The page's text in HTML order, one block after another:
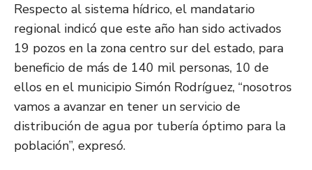
Respecto al sistema hídrico, el mandatario
regional indicó que este año han sido activados
19 pozos en la zona centro sur del estado, para
beneficio de más de 140 mil personas, 10 de
ellos en el municipio Simón Rodríguez, “nosotros
vamos a avanzar en tener un servicio de
distribución de agua por tubería óptimo para la
población”, expresó.